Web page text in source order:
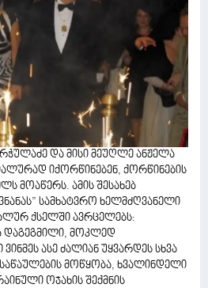
და მისი მეუღლე ანჟელა
იქორწინებენ, ქორწინების
მოაწერს. ამის შესახებ
სამხატვრო ხელმძღვანელი
ქსელში ავრცელებს:
დაგეგმილი, მოკლედ
ასე ძალიან უყვარდეს სხვა
მოწყობა, ხვალინდელი
ოჯახის შექმნის